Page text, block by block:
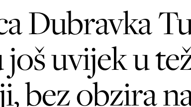
Dubravka
još uvijek u
bez obzira